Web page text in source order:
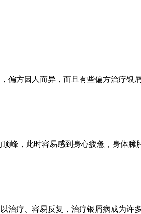
偏方因人而异，而且有些偏方治疗
峰，此时容易感到身心疲惫，身体
治疗、容易反复，治疗银屑病成为